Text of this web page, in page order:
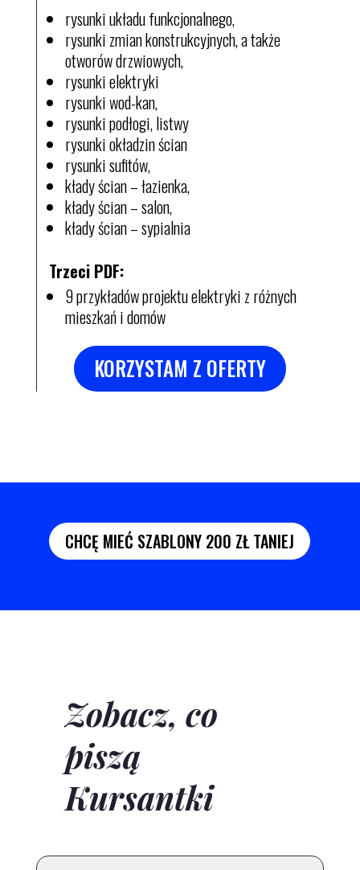
rysunki układu funkcjonalnego,
rysunki zmian konstrukcyjnych, a także
otworów drzwiowych,
rysunki elektryki
rysunki wod-kan,
rysunki podłogi, listwy
rysunki okładzin ścian
rysunki sufitów,
kłady ścian – łazienka,
kłady ścian – salon,
kłady ścian – sypialnia
Trzeci PDF:
9 przykładów projektu elektryki z różnych
mieszkań i domów
KORZYSTAM Z OFERTY
CHCĘ MIEĆ SZABLONY 200 ZŁ TANIEJ
Zobacz, co
piszą
Kursantki